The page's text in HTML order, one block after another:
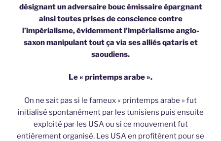
désignant un adversaire bouc émissaire épargnant
ainsi toutes prises de conscience contre
l’impérialisme, évidemment l’impérialisme anglo-
saxon manipulant tout ça via ses alliés qataris et
saoudiens.
Le « printemps arabe ».
On ne sait pas si le fameux « printemps arabe » fut
initialisé spontanément par les tunisiens puis ensuite
exploité par les USA ou si ce mouvement fut
entièrement organisé. Les USA en profitèrent pour se